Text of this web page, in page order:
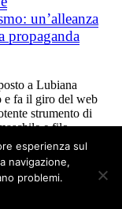
un’alleanza
propaganda
a Lubiana
e fa il giro del web
strumento di
e filo-
copyright
esperienza sul
navigazione,
problemi.